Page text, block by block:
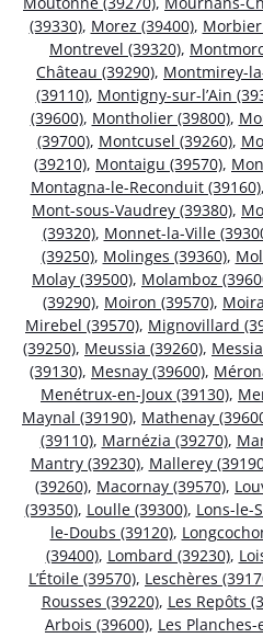
(39330), Morez (39400), Morbier
Montrevel (39320),
Château (39290), Montmirey-
(39110), Montigny-sur-l’Ain
(39600), Montholier (39800),
(39700), Montcusel (39260),
(39210), Montaigu (39570),
Montagna-le-Reconduit (39160),
Mont-sous-Vaudrey (39380),
(39320), Monnet-la-Ville
(39250), Molinges (39360),
Molay (39500), Molamboz
(39290), Moiron (39570),
Mirebel (39570), Mignovillard
(39250), Meussia (39260),
(39130), Mesnay (39600),
Menétrux-en-Joux (39130),
Maynal (39190), Mathenay
(39110), Marnézia (39270),
Mantry (39230), Mallerey
(39260), Macornay (39570),
(39350), Loulle (39300), Lons-le-
le-Doubs (39120),
(39400), Lombard (39230),
L’Étoile (39570), Leschères
Rousses (39220), Les Repôts
Arbois (39600), Les